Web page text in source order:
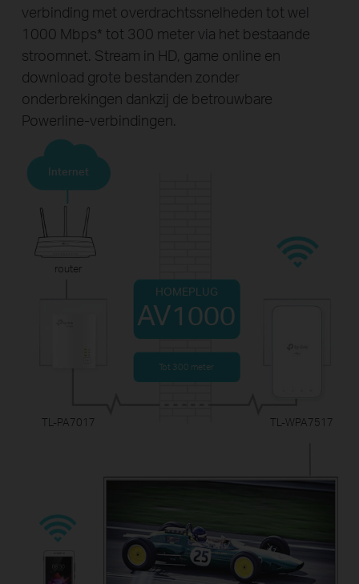
verbinding met overdrachtssnelheden tot wel
1000 Mbps* tot 300 meter via het bestaande
stroomnet. Stream in HD, game online en
download grote bestanden zonder
onderbrekingen dankzij de betrouwbare
Powerline-verbindingen.
Internet
router
TL-PA7017 TL-WPA7517
HOMEPLUG
AV1000
Tot 300 meter